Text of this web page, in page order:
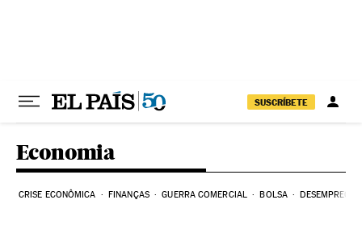
SUSCRÍBETE
Economia
CRISE ECONÔMICA FINANÇAS GUERRA COMERCIAL BOLSA DESEMPREGO